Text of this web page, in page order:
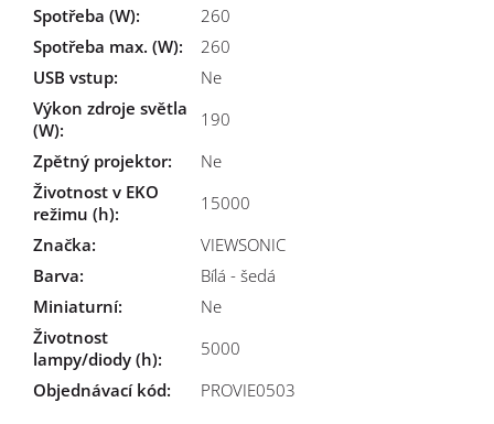
Spotřeba (W):
260
Spotřeba max. (W):
260
USB vstup:
Ne
Výkon zdroje světla
(W):
190
Zpětný projektor:
Ne
Životnost v EKO
režimu (h):
15000
Značka:
VIEWSONIC
Barva:
Bílá - šedá
Miniaturní:
Ne
Životnost
lampy/diody (h):
5000
Objednávací kód:
PROVIE0503